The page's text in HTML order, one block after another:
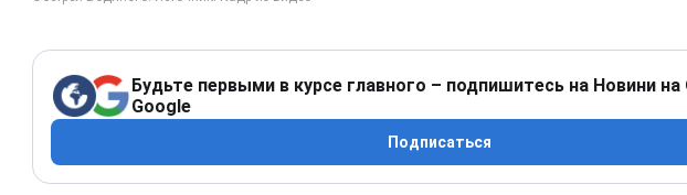
Будьте первыми в курсе главного – подпишитесь на Новини на
Google
Подписаться